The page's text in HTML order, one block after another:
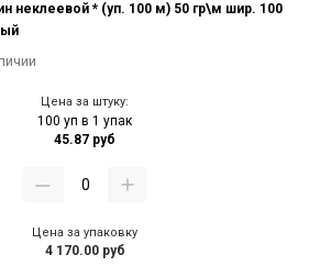
неклеевой * (уп. 100 м) 50 гр\м шир. 100
Цена за штуку:
100 уп в 1 упак
45.87 руб
Цена за упаковку
4 170.00 руб